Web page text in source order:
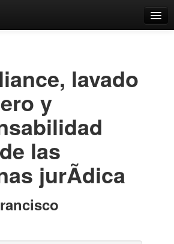
lavado
y
las
jurÃ­dica